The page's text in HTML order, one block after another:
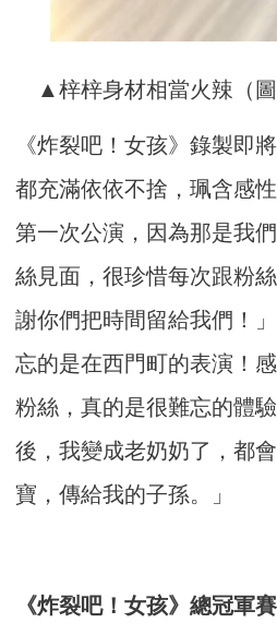
▲梓梓身材相當火辣（圖
《炸裂吧！女孩》錄製即
都充滿依依不捨，珮含感
第一次公演，因為那是我
絲見面，很珍惜每次跟粉
謝你們把時間留給我們！
忘的是在西門町的表演！
粉絲，真的是很難忘的體
後，我變成老奶奶了，都
寶，傳給我的子孫。」
《炸裂吧！女孩》總冠軍